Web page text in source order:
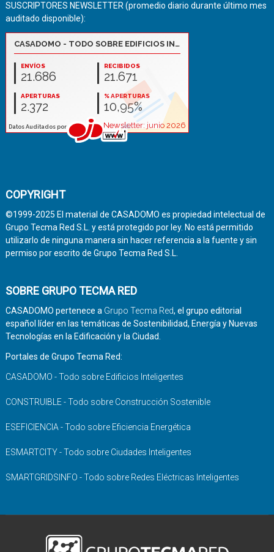
SUSCRIPTORES NEWSLETTER (promedio diario durante último mes
auditado disponible):
COPYRIGHT
©1999-2025 El material de CASADOMO es propiedad intelectual de
Grupo Tecma Red S.L. y está protegido por ley. No está permitido
utilizarlo de ninguna manera sin hacer referencia a la fuente y sin
permiso por escrito de Grupo Tecma Red S.L.
SOBRE GRUPO TECMA RED
CASADOMO pertenece a Grupo Tecma Red, el grupo editorial
español líder en las temáticas de Sostenibilidad, Energía y Nuevas
Tecnologías en la Edificación y la Ciudad.
Portales de Grupo Tecma Red:
CASADOMO - Todo sobre Edificios Inteligentes
CONSTRUIBLE - Todo sobre Construcción Sostenible
ESEFICIENCIA - Todo sobre Eficiencia Energética
ESMARTCITY - Todo sobre Ciudades Inteligentes
SMARTGRIDSINFO - Todo sobre Redes Eléctricas Inteligentes